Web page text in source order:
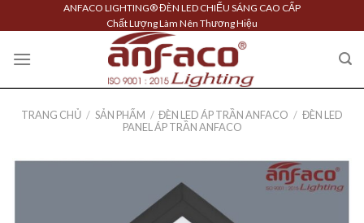
to
content
ANFACO LIGHTING® ĐÈN LED CHIẾU SÁNG CAO CẤP
Chất Lượng Làm Nên Thương Hiệu
TRANG CHỦ / SẢN PHẨM / ĐÈN LED ÁP TRẦN ANFACO / ĐÈN LED
PANEL ÁP TRẦN ANFACO